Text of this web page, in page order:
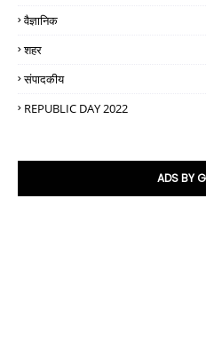
वैज्ञानिक
शहर
संपादकीय
REPUBLIC DAY 2022
ADS BY